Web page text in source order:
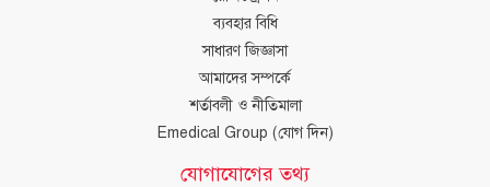
ব্যবহার বিধি
সাধারণ জিজ্ঞাসা
আমাদের সম্পর্কে
শর্তাবলী ও নীতিমালা
Emedical Group (যোগ দিন)
যোগাযোগের তথ্য